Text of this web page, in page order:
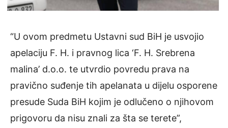
“U ovom predmetu Ustavni sud BiH je usvojio
apelaciju F. H. i pravnog lica ‘F. H. Srebrena
malina’ d.o.o. te utvrdio povredu prava na
pravično suđenje tih apelanata u dijelu osporene
presude Suda BiH kojim je odlučeno o njihovom
prigovoru da nisu znali za šta se terete”,